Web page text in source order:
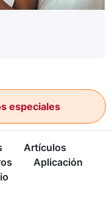
especiales
Artículos
Aplicación